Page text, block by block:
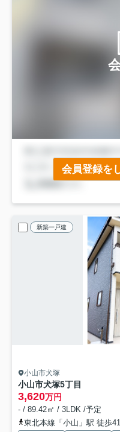
会員登録を
新築一戸建
小山市犬塚
小山市犬塚5丁目
3,620万円
- / 89.42㎡ / 3LDK /予定
東北本線「小山」駅 徒歩